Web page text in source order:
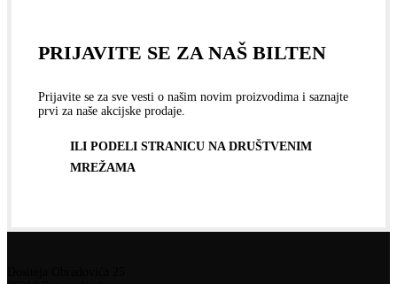
PRIJAVITE SE ZA NAŠ BILTEN
Prijavite se za sve vesti o našim novim proizvodima i saznajte
prvi za naše akcijske prodaje.
ILI PODELI STRANICU NA DRUŠTVENIM
MREŽAMA